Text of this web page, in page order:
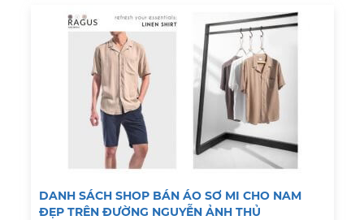
DANH SÁCH SHOP BÁN ÁO SƠ MI CHO NAM
ĐẸP TRÊN ĐƯỜNG NGUYỄN ẢNH THỦ